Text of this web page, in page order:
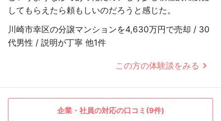
してもらえたら頼もしいのだろうと感じた。
川崎市幸区の分譲マンションを4,630万円で売却 / 30
代男性 / 説明が丁寧 他1件
この方の体験談をみる
企業・社員の対応の口コミ(9件)